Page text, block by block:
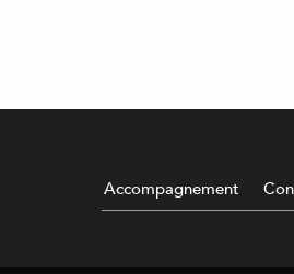
Accompagnement